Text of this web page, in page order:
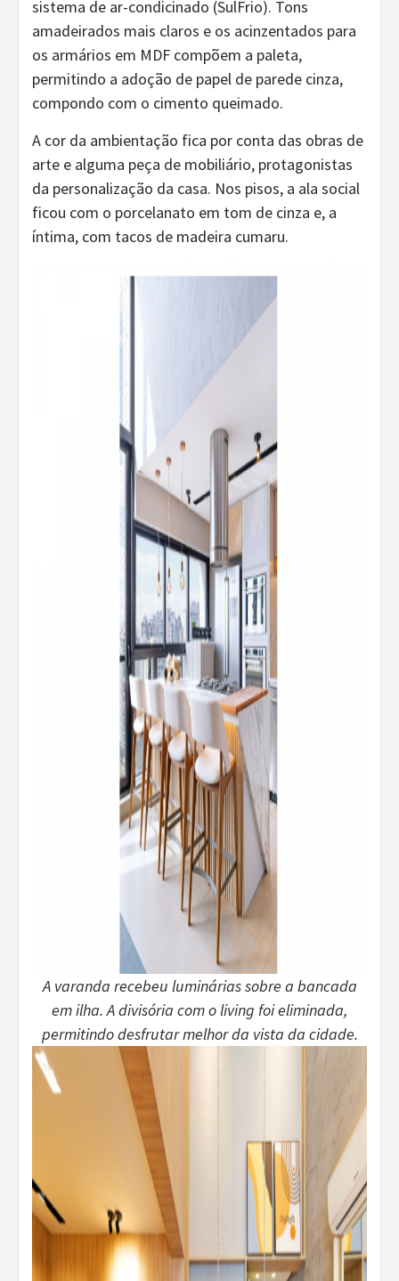
sistema de ar-condicinado (SulFrio). Tons
amadeirados mais claros e os acinzentados para
os armários em MDF compõem a paleta,
permitindo a adoção de papel de parede cinza,
compondo com o cimento queimado.
A cor da ambientação fica por conta das obras de
arte e alguma peça de mobiliário, protagonistas
da personalização da casa. Nos pisos, a ala social
ficou com o porcelanato em tom de cinza e, a
íntima, com tacos de madeira cumaru.
A varanda recebeu luminárias sobre a bancada
em ilha. A divisória com o living foi eliminada,
permitindo desfrutar melhor da vista da cidade.